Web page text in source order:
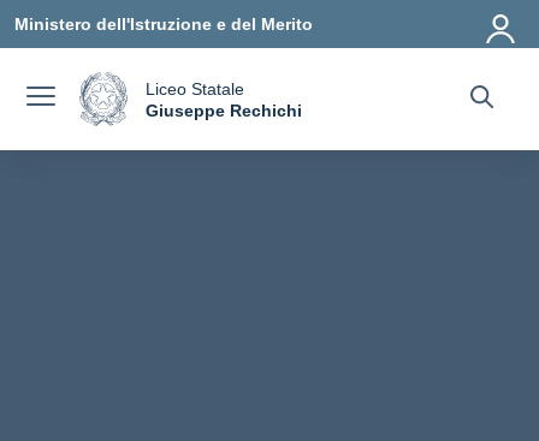
Ministero dell'Istruzione e del Merito
Liceo Statale
Giuseppe Rechichi